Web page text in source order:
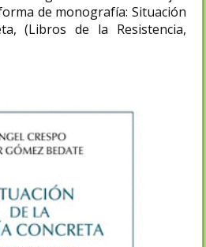
de monografía: Situación
(Libros de la Resistencia,